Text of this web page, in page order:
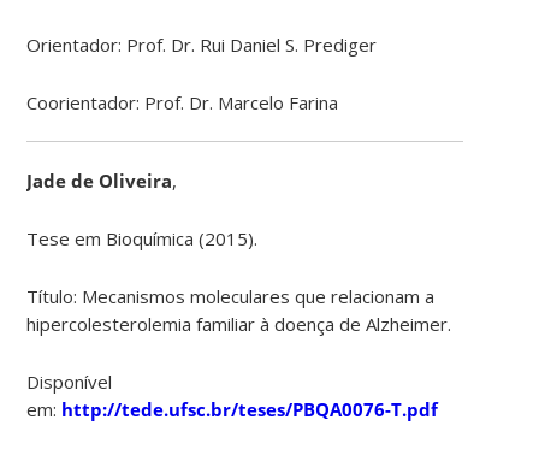
Orientador: Prof. Dr. Rui Daniel S. Prediger
Coorientador: Prof. Dr. Marcelo Farina
Jade de Oliveira,
Tese em Bioquímica (2015).
Título: Mecanismos moleculares que relacionam a
hipercolesterolemia familiar à doença de Alzheimer.
Disponível
em: http://tede.ufsc.br/teses/PBQA0076-T.pdf